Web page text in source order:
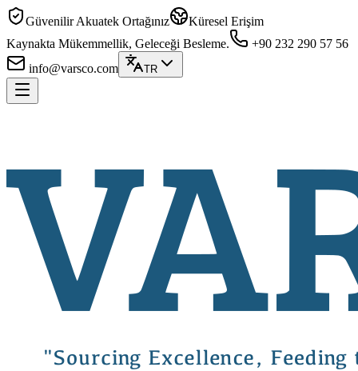
Güvenilir Akuatek Ortağınız
Küresel Erişim
Kaynakta Mükemmellik, Geleceği Besleme.
+90 232 290 57 56
info@varsco.com
TR